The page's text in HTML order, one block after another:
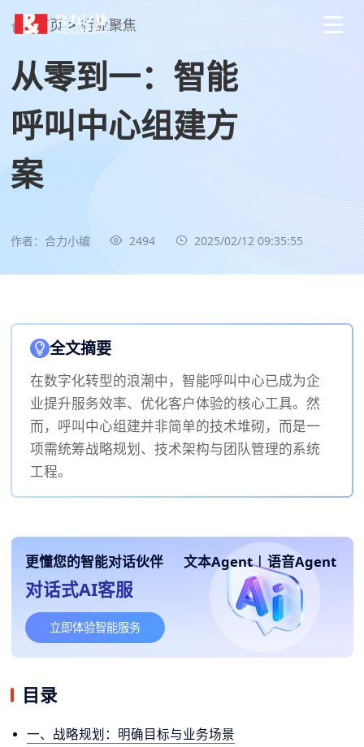
首页 > 行业聚焦
从零到一：智能
呼叫中心组建方
案
作者：合力小编 2494 2025/02/12 09:35:55
全文摘要
在数字化转型的浪潮中，智能呼叫中心已成为企
业提升服务效率、优化客户体验的核心工具。然
而，呼叫中心组建并非简单的技术堆砌，而是一
项需统筹战略规划、技术架构与团队管理的系统
工程。
更懂您的智能对话伙伴 文本Agent | 语音Agent
对话式AI客服
立即体验智能服务
目录
一、战略规划：明确目标与业务场景